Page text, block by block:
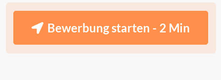
Bewerbung starten - 2 Min